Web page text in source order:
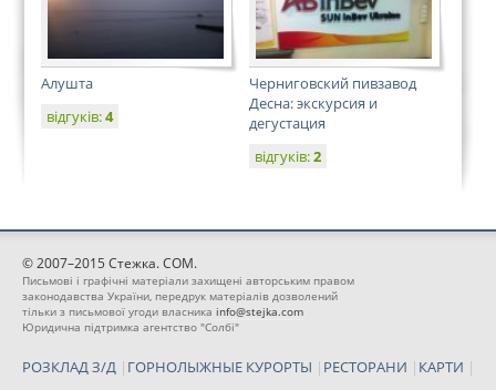
Алушта
відгуків:4
Черниговский пивзавод
Десна: экскурсия и
дегустация
відгуків:2
© 2007–2015 Стежка. COM.
Письмові і графічні матеріали захищені авторським правом
законодавства України, передрук матеріалів дозволений
тільки з письмової угоди власника info@stejka.com
Юридична підтримка агентство "Солбі"
РОЗКЛАД З/Д | ГОРНОЛЫЖНЫЕ КУРОРТЫ | РЕСТОРАНИ | КАРТИ |